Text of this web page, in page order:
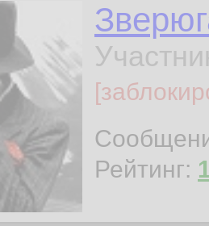
Рейтинг: